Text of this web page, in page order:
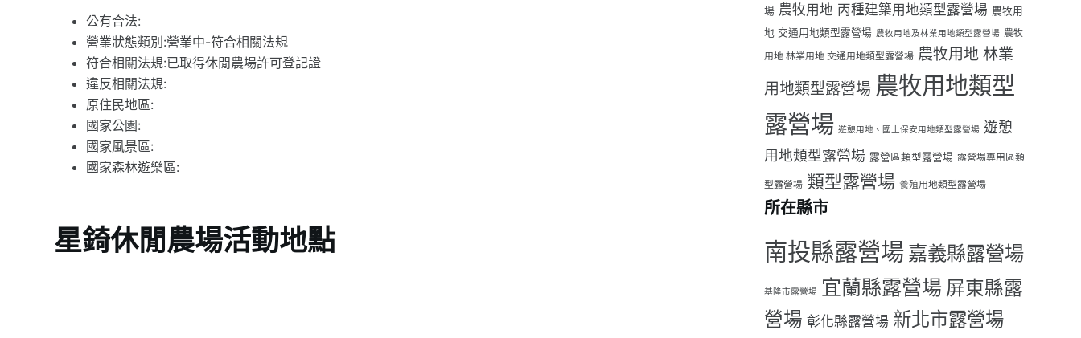
公有合法:
營業狀態類別:營業中-符合相關法規
符合相關法規:已取得休閒農場許可登記證
違反相關法規:
原住民地區:
國家公園:
國家風景區:
國家森林遊樂區:
星錡休閒農場活動地點
場 農牧用地 丙種建築用地類型露營場 農牧用
地 交通用地類型露營場 農牧用地及林業用地類型露營場 農牧
用地 林業用地 交通用地類型露營場 農牧用地 林業
用地類型露營場 農牧用地類型
露營場 遊憩用地、國土保安用地類型露營場 遊憩
用地類型露營場 露營區類型露營場 露營場專用區類
型露營場 類型露營場 養殖用地類型露營場
所在縣市
南投縣露營場 嘉義縣露營場
基隆市露營場 宜蘭縣露營場 屏東縣露
營場 彰化縣露營場 新北市露營場